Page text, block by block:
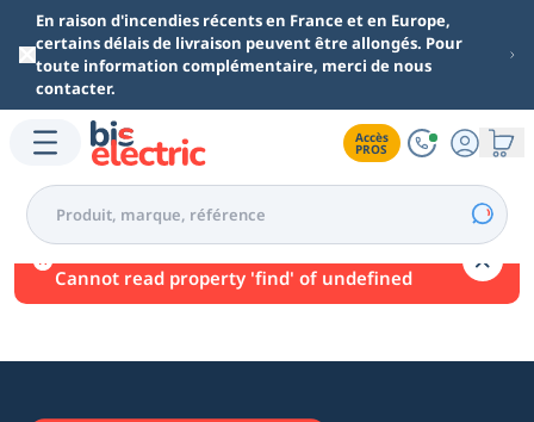
Aller au contenu principal
En raison d'incendies récents en France et en Europe,
certains délais de livraison peuvent être allongés. Pour
toute information complémentaire, merci de nous
contacter.
Accès
PROS
Une erreur est survenue.
Cannot read property 'find' of undefined